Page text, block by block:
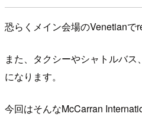
恐らくメイン会場のVenetianで
また、タクシーやシャトルバ
になります。
今回はそんなMcCarran